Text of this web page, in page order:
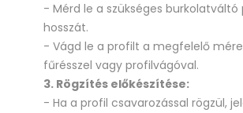
- Mérd le a szükséges burkolatváltó
hosszát.
- Vágd le a profilt a megfelelő
fűrésszel vagy profilvágóval.
3. Rögzítés előkészítése:
- Ha a profil csavarozással rögzül,